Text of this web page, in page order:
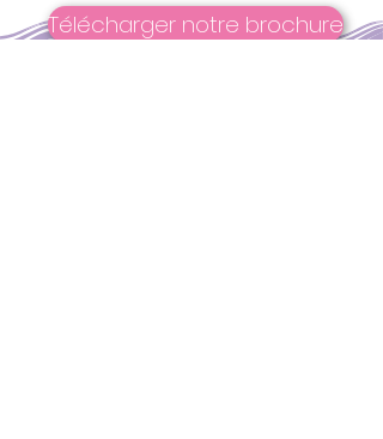
Télécharger notre brochure